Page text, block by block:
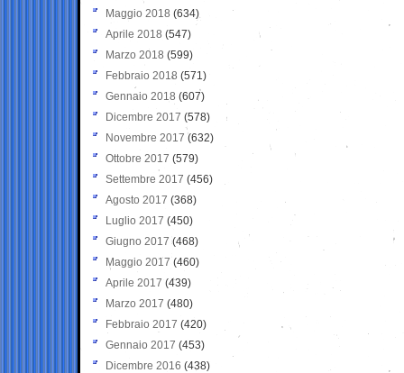
Maggio 2018 (634)
Aprile 2018 (547)
Marzo 2018 (599)
Febbraio 2018 (571)
Gennaio 2018 (607)
Dicembre 2017 (578)
Novembre 2017 (632)
Ottobre 2017 (579)
Settembre 2017 (456)
Agosto 2017 (368)
Luglio 2017 (450)
Giugno 2017 (468)
Maggio 2017 (460)
Aprile 2017 (439)
Marzo 2017 (480)
Febbraio 2017 (420)
Gennaio 2017 (453)
Dicembre 2016 (438)